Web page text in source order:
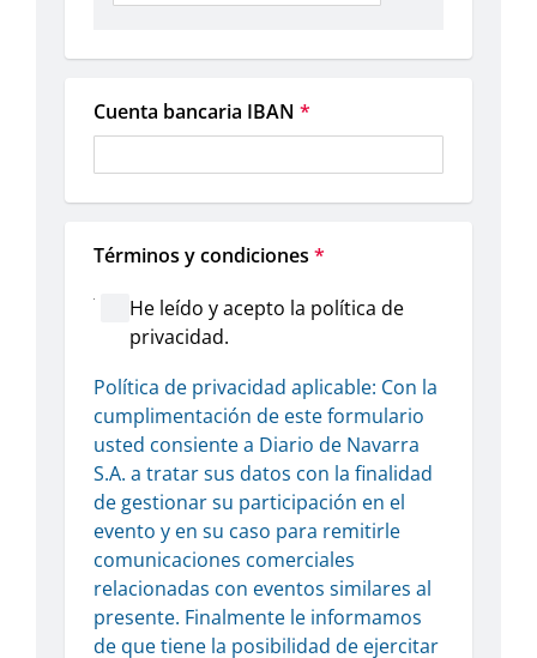
Cuenta bancaria IBAN *
Términos y condiciones *
He leído y acepto la política de
privacidad.
Política de privacidad aplicable: Con la
cumplimentación de este formulario
usted consiente a Diario de Navarra
S.A. a tratar sus datos con la finalidad
de gestionar su participación en el
evento y en su caso para remitirle
comunicaciones comerciales
relacionadas con eventos similares al
presente. Finalmente le informamos
de que tiene la posibilidad de ejercitar